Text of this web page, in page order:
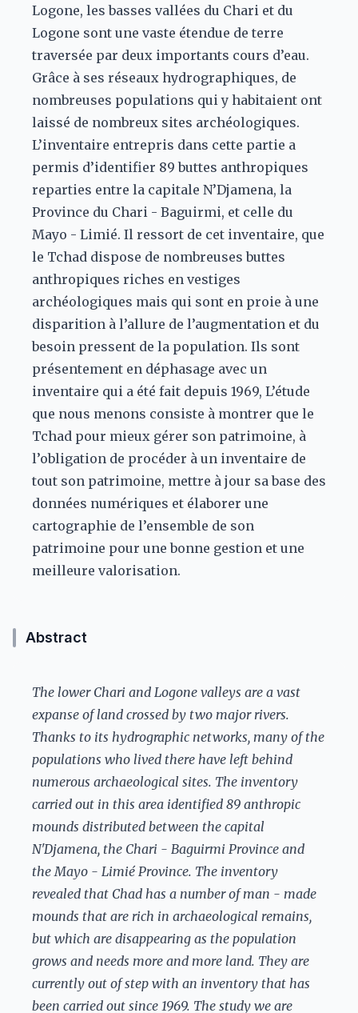
Logone, les basses vallées du Chari et du
Logone sont une vaste étendue de terre
traversée par deux importants cours d’eau.
Grâce à ses réseaux hydrographiques, de
nombreuses populations qui y habitaient ont
laissé de nombreux sites archéologiques.
L’inventaire entrepris dans cette partie a
permis d’identifier 89 buttes anthropiques
reparties entre la capitale N’Djamena, la
Province du Chari - Baguirmi, et celle du
Mayo - Limié. Il ressort de cet inventaire, que
le Tchad dispose de nombreuses buttes
anthropiques riches en vestiges
archéologiques mais qui sont en proie à une
disparition à l’allure de l’augmentation et du
besoin pressent de la population. Ils sont
présentement en déphasage avec un
inventaire qui a été fait depuis 1969, L’étude
que nous menons consiste à montrer que le
Tchad pour mieux gérer son patrimoine, à
l’obligation de procéder à un inventaire de
tout son patrimoine, mettre à jour sa base des
données numériques et élaborer une
cartographie de l’ensemble de son
patrimoine pour une bonne gestion et une
meilleure valorisation.
Abstract
The lower Chari and Logone valleys are a vast
expanse of land crossed by two major rivers.
Thanks to its hydrographic networks, many of the
populations who lived there have left behind
numerous archaeological sites. The inventory
carried out in this area identified 89 anthropic
mounds distributed between the capital
N'Djamena, the Chari - Baguirmi Province and
the Mayo - Limié Province. The inventory
revealed that Chad has a number of man - made
mounds that are rich in archaeological remains,
but which are disappearing as the population
grows and needs more and more land. They are
currently out of step with an inventory that has
been carried out since 1969. The study we are